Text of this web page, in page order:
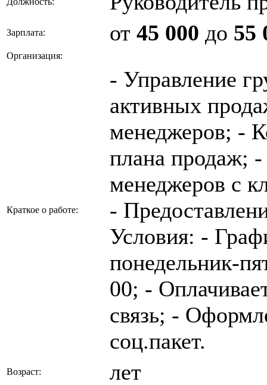
Зарплата: от 45 000 до 55
Организация:
Краткое о работе:
- Управление
активных
менеджеров; -
плана продаж;
менеджеров с
-
Условия: -
понедельник-
00; -
связь; -
соц.пакет.
Возраст: лет